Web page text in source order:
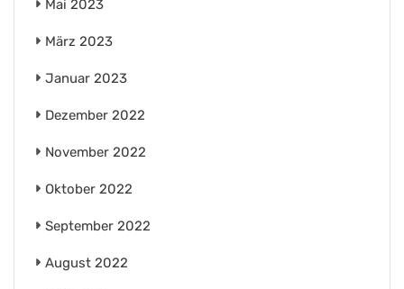
Mai 2023
März 2023
Januar 2023
Dezember 2022
November 2022
Oktober 2022
September 2022
August 2022